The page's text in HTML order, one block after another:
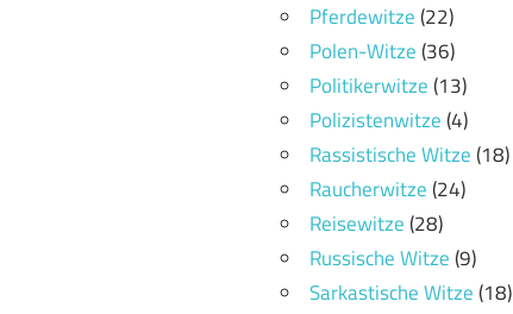
Pferdewitze(22)
Polen-Witze(36)
Politikerwitze(13)
Polizistenwitze(4)
Rassistische Witze(18)
Raucherwitze(24)
Reisewitze(28)
Russische Witze(9)
Sarkastische Witze(18)